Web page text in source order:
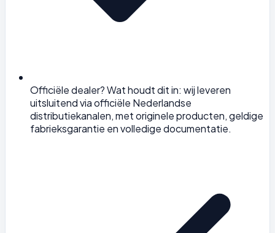
Officiële dealer? Wat houdt dit in: wij leveren
uitsluitend via officiële Nederlandse
distributiekanalen, met originele producten, geldige
fabrieksgarantie en volledige documentatie.